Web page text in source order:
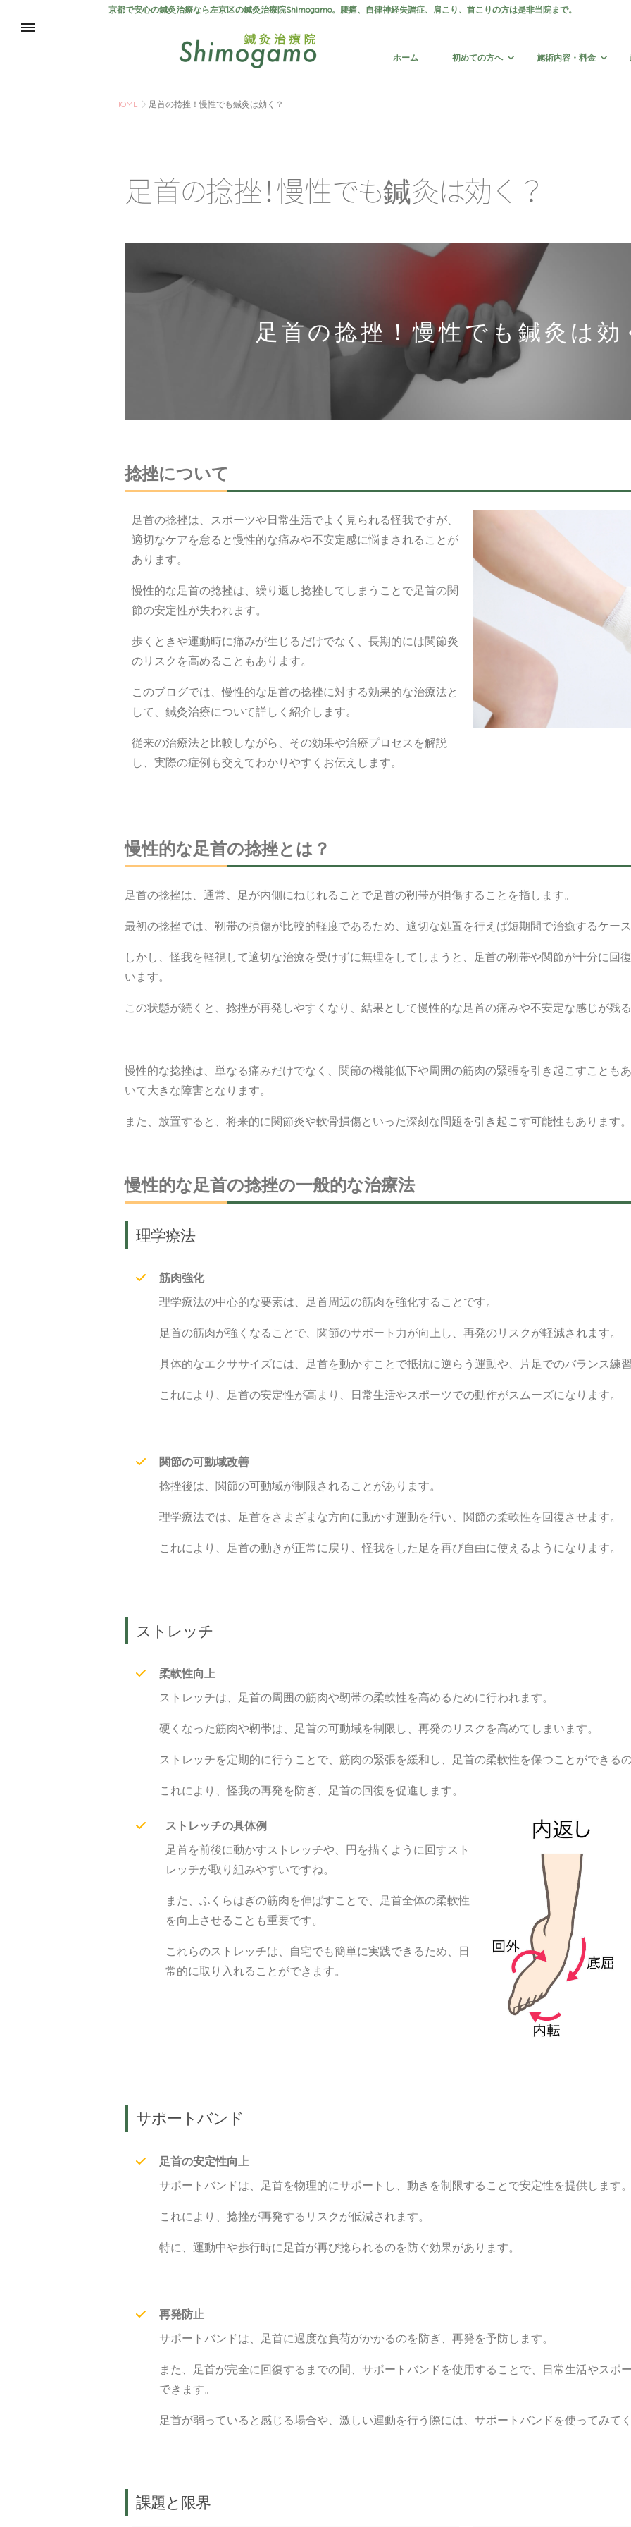
京都で安心の鍼灸治療なら左京区の鍼灸治療院Shimogamo。腰痛、自律神経失調症、肩こり、首こりの方は是非当院まで。
ホーム 初めての方へ 施術内容・料金
HOME 足首の捻挫！慢性でも鍼灸は効く？
足首の捻挫！ 慢性でも鍼灸は効 く ？
足首の捻挫！慢性でも鍼灸は効
捻挫について
足首の捻挫は、スポーツや日常生活でよく見られる怪我ですが、
適切なケアを怠ると慢性的な痛みや不安定感に悩まされることが
あります。
慢性的な足首の捻挫は、繰り返し捻挫してしまうことで足首の関
節の安定性が失われます。
歩くときや運動時に痛みが生じるだけでなく、長期的には関節炎
のリスクを高めることもあります。
このブログでは、慢性的な足首の捻挫に対する効果的な治療法と
して、鍼灸治療について詳しく紹介します。
従来の治療法と比較しながら、その効果や治療プロセスを解説
し、実際の症例も交えてわかりやすくお伝えします。
慢性的な足首の捻挫とは？
足首の捻挫は、通常、足が内側にねじれることで足首の靭帯が損傷することを指します。
最初の捻挫では、靭帯の損傷が比較的軽度であるため、適切な処置を行えば短期間で治癒するケー
しかし、怪我を軽視して適切な治療を受けずに無理をしてしまうと、足首の靭帯や関節が十分に回
います。
この状態が続くと、捻挫が再発しやすくなり、結果として慢性的な足首の痛みや不安定な感じが残
慢性的な捻挫は、単なる痛みだけでなく、関節の機能低下や周囲の筋肉の緊張を引き起こすことも
いて大きな障害となります。
また、放置すると、将来的に関節炎や軟骨損傷といった深刻な問題を引き起こす可能性もあります。
慢性的な足首の捻挫の一般的な治療法
理学療法
筋肉強化
理学療法の中心的な要素は、足首周辺の筋肉を強化することです。
足首の筋肉が強くなることで、関節のサポート力が向上し、再発のリスクが軽減されます。
具体的なエクササイズには、足首を動かすことで抵抗に逆らう運動や、片足でのバランス練
これにより、足首の安定性が高まり、日常生活やスポーツでの動作がスムーズになります。
関節の可動域改善
捻挫後は、関節の可動域が制限されることがあります。
理学療法では、足首をさまざまな方向に動かす運動を行い、関節の柔軟性を回復させます。
これにより、足首の動きが正常に戻り、怪我をした足を再び自由に使えるようになります。
ストレッチ
柔軟性向上
ストレッチは、足首の周囲の筋肉や靭帯の柔軟性を高めるために行われます。
硬くなった筋肉や靭帯は、足首の可動域を制限し、再発のリスクを高めてしまいます。
ストレッチを定期的に行うことで、筋肉の緊張を緩和し、足首の柔軟性を保つことができる
これにより、怪我の再発を防ぎ、足首の回復を促進します。
ストレッチの具体例
足首を前後に動かすストレッチや、円を描くように回すスト
レッチが取り組みやすいですね。
また、ふくらはぎの筋肉を伸ばすことで、足首全体の柔軟性
を向上させることも重要です。
これらのストレッチは、自宅でも簡単に実践できるため、日
常的に取り入れることができます。
サポートバンド
足首の安定性向上
サポートバンドは、足首を物理的にサポートし、動きを制限することで安定性を提供します
これにより、捻挫が再発するリスクが低減されます。
特に、運動中や歩行時に足首が再び捻られるのを防ぐ効果があります。
再発防止
サポートバンドは、足首に過度な負荷がかかるのを防ぎ、再発を予防します。
また、足首が完全に回復するまでの間、サポートバンドを使用することで、日常生活やスポ
できます。
足首が弱っていると感じる場合や、激しい運動を行う際には、サポートバンドを使ってみて
課題と限界